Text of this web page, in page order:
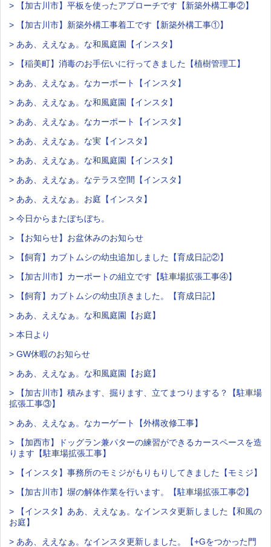
> 【加古川市】平板を使ったアプローチです【新築外構工事②】
> 【加古川市】新築外構工事着工です【新築外構工事①】
> ああ、ええなぁ。な和風庭園【インスタ】
> 【稲美町】消毒のお手伝いに行ってきました【植樹管理工】
> ああ、ええなぁ。なカーポート【インスタ】
> ああ、ええなぁ。な和風庭園【インスタ】
> ああ、ええなぁ。なカーポート【インスタ】
> ああ、ええなぁ。な実【インスタ】
> ああ、ええなぁ。な和風庭園【インスタ】
> ああ、ええなぁ。なテラス空間【インスタ】
> ああ、ええなぁ。お庭【インスタ】
> 今日からまたぼちぼち。
> 【お知らせ】お盆休みのお知らせ
> 【飼育】カブトムシの幼虫追加しました【育成日記②】
> 【加古川市】カーポートの組立です【駐車場拡張工事④】
> 【飼育】カブトムシの幼虫頂きました。【育成日記】
> ああ、ええなぁ。な和風庭園【お庭】
> 本日より
> GW休暇のお知らせ
> ああ、ええなぁ。な和風庭園【お庭】
> 【加古川市】積みます、掘ります、立てまつりまする？【駐車場
拡張工事③】
> ああ、ええなぁ。なカーゲート【外構改修工事】
> 【加西市】ドッグラン兼パターの練習ができるカースペースを造
ります【駐車場拡張工事】
> 【インスタ】事務所のモミジがもりもりしてきました【モミジ】
> 【加古川市】塀の解体作業を行います。【駐車場拡張工事②】
> 【インスタ】ああ、ええなぁ。なインスタ更新しました【和風の
お庭】
> ああ、ええなぁ。なインスタ更新しました。【+Gをつかった門